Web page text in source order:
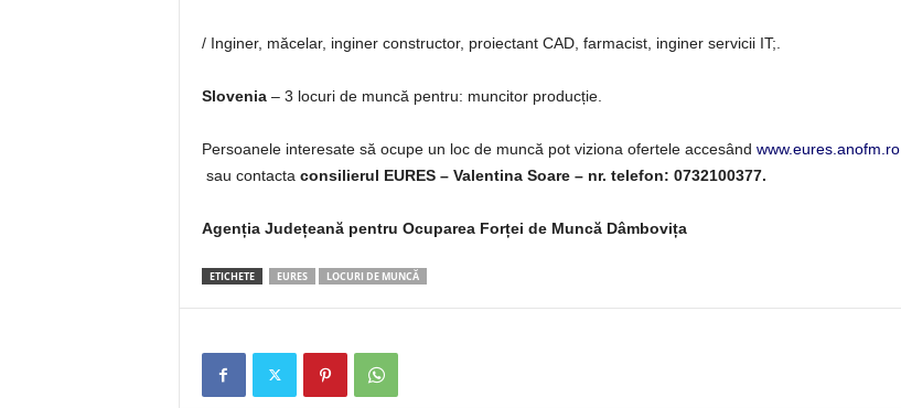
/ Inginer, măcelar, inginer constructor, proiectant CAD, farmacist, inginer servicii IT;.
Slovenia– 3 locuri de muncă pentru: muncitor producție.
Persoanele interesate să ocupe un loc de muncă pot viziona ofertele accesând www.eures.anofm.ro
sau contacta consilierul EURES – Valentina Soare – nr. telefon: 0732100377.
Agenția Județeană pentru Ocuparea Forței de Muncă Dâmbovița
ETICHETE EURES LOCURI DE MUNCĂ